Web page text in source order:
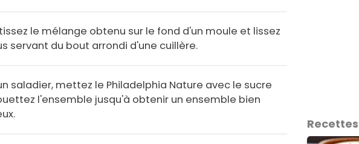
le mélange obtenu sur le fond d'un moule et lissez
servant du bout arrondi d'une cuillère.
saladier, mettez le Philadelphia Nature avec le sucre
l'ensemble jusqu'à obtenir un ensemble bien